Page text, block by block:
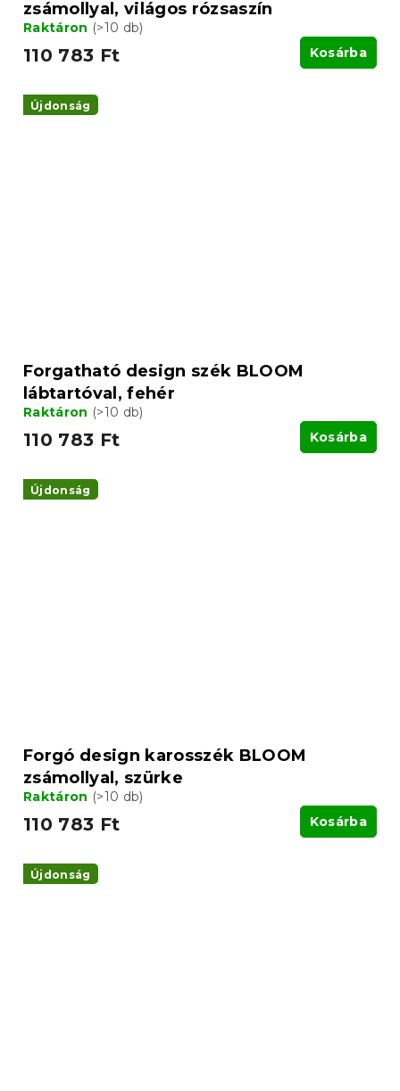
zsámollyal, világos rózsaszín
Raktáron (>10 db)
110 783 Ft Kosárba
Újdonság
Forgatható design szék BLOOM
lábtartóval, fehér
Raktáron (>10 db)
110 783 Ft Kosárba
Újdonság
Forgó design karosszék BLOOM
zsámollyal, szürke
Raktáron (>10 db)
110 783 Ft Kosárba
Újdonság